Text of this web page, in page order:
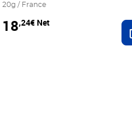
au panier
20g / France
18,24€ Net